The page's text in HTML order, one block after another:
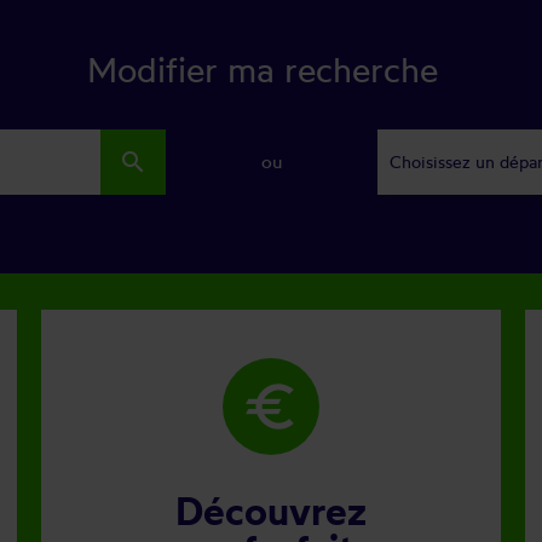
Modifier ma recherche
search ou Choisissez un
euro
Découvrez